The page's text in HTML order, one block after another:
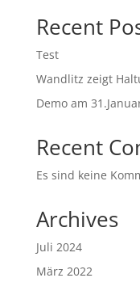
Recent
Test
Wandlitz zeigt
Demo am
Recent
Es sind keine
Archives
Juli 2024
März 2022